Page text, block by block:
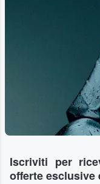
Iscriviti per
offerte esclusive